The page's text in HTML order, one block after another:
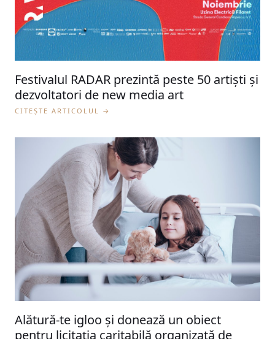
Festivalul RADAR prezintă peste 50 artiști și
dezvoltatori de new media art
CITEȘTE ARTICOLUL →
Alătură-te igloo și donează un obiect
pentru licitația caritabilă organizată de